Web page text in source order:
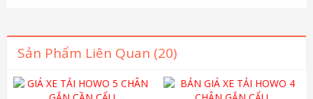
Sản Phẩm Liên Quan (20)